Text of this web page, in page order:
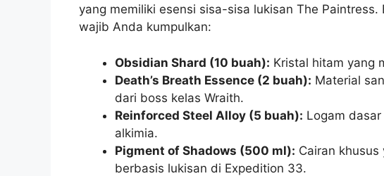
yang memiliki esensi sisa-sisa lukisan The
wajib Anda kumpulkan:
Obsidian Shard (10 buah): Kristal hitam yang
Death’s Breath Essence (2 buah): Material
dari boss kelas Wraith.
Reinforced Steel Alloy (5 buah): Logam
alkimia.
Pigment of Shadows (500 ml): Cairan
berbasis lukisan di Expedition 33.